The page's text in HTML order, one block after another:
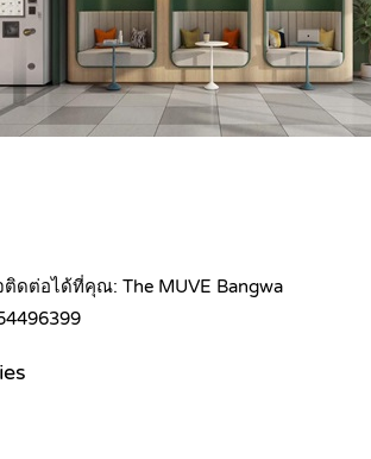
ติดต่อได้ที่คุณ: The MUVE Bangwa